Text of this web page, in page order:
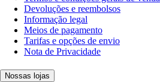
Devoluções e reembolsos
Informação legal
Meios de pagamento
Tarifas e opções de envio
Nota de Privacidade
Nossas lojas